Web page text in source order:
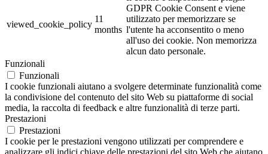
viewed_cookie_policy
11
months
GDPR Cookie Consent e viene
utilizzato per memorizzare se
l'utente ha acconsentito o meno
all'uso dei cookie. Non memorizza
alcun dato personale.
Funzionali
Funzionali
I cookie funzionali aiutano a svolgere determinate funzionalità come
la condivisione del contenuto del sito Web su piattaforme di social
media, la raccolta di feedback e altre funzionalità di terze parti.
Prestazioni
Prestazioni
I cookie per le prestazioni vengono utilizzati per comprendere e